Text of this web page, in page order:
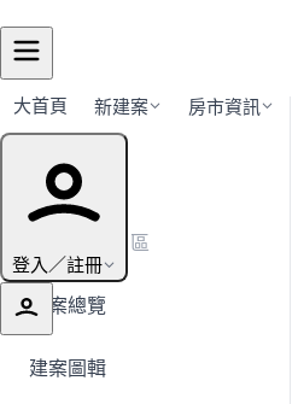
大首頁 新建案 房市資訊
登入／註冊
建案導覽
← 返回烏日區
建案總覽
建案圖輯